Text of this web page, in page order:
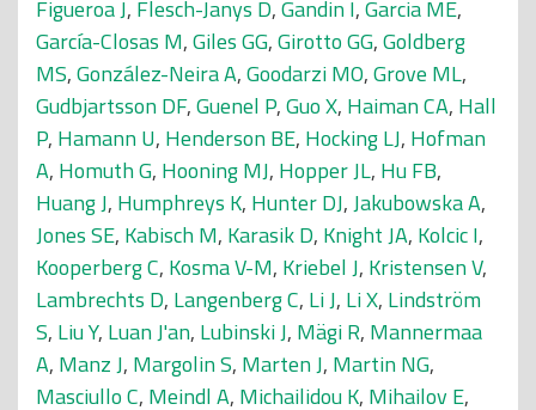
Figueroa J, Flesch-Janys D,Gandin I,Garcia ME,
García-Closas M,Giles GG,Girotto GG,Goldberg
MS,González-Neira A,Goodarzi MO,Grove ML,
Gudbjartsson DF,Guenel P,Guo X, Haiman CA, Hall
P, Hamann U, Henderson BE, Hocking LJ, Hofman
A, Homuth G, Hooning MJ, Hopper JL, Hu FB,
Huang J, Humphreys K, Hunter DJ,Jakubowska A,
Jones SE, Kabisch M, Karasik D, Knight JA, Kolcic I,
Kooperberg C, Kosma V-M, Kriebel J, Kristensen V,
Lambrechts D, Langenberg C, Li J, Li X, Lindström
S, Liu Y, Luan J'an, Lubinski J, Mägi R, Mannermaa
A, Manz J, Margolin S, Marten J, Martin NG,
Masciullo C, Meindl A, Michailidou K, Mihailov E,